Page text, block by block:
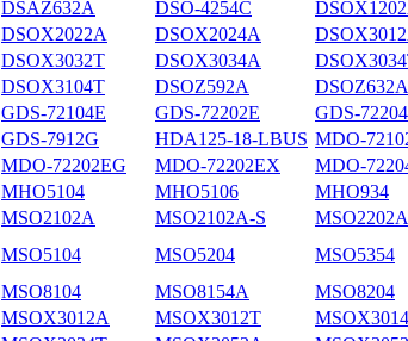
DSAZ632A DSO-4254C
DSOX2022A DSOX2024A
DSOX3032T DSOX3034A
DSOX3104T DSOZ592A DSOZ632A
GDS-72104E GDS-72202E GDS-72204
GDS-7912G HDA125-18-LBUS MDO-
MDO-72202EG MDO-72202EX MDO-
MHO5104 MHO5106 MHO934
MSO2102A MSO2102A-S MSO2202A
MSO5104 MSO5204 MSO5354
MSO8104 MSO8154A MSO8204
MSOX3012A MSOX3012T